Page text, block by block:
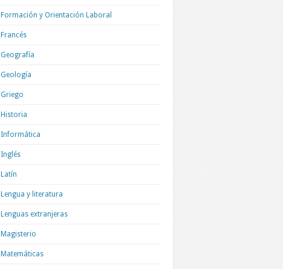
Formación y Orientación Laboral
Francés
Geografía
Geología
Griego
Historia
Informática
Inglés
Latín
Lengua y literatura
Lenguas extranjeras
Magisterio
Matemáticas